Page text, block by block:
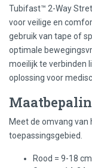
Tubifast™ 2-Way
voor veilige en
gebruik van tape of
optimale
moeilijk te verbinden
oplossing voor
Meet de omvang
toepassingsgebied.
Rood = 9-18